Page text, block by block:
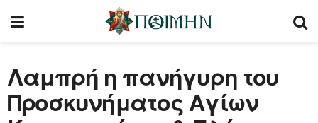
Λαμπρή η πανήγυρη του
Προσκυνήματος Αγίων